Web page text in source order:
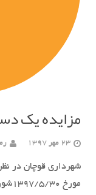
مزایده یک
23 مهر 1397